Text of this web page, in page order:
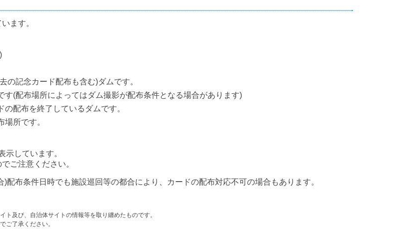
ます。
)
の記念カード配布も含む)ダムです。
(配布場所によってはダム撮影が配布条件となる場合があります)
配布を終了しているダムです。
所です。
示しています。
ご注意ください。
布条件日時でも施設巡回等の都合により、カードの配布対応不可の場合もあります。
ト及び、自治体サイトの情報等を取り纏めたものです。
ご了承ください。